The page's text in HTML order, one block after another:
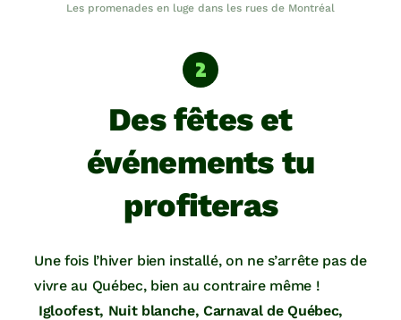
Les promenades en luge dans les rues de Montréal
Des fêtes et
événements tu
profiteras
Une fois l’hiver bien installé, on ne s’arrête pas de
vivre au Québec, bien au contraire même !
Igloofest, Nuit blanche, Carnaval de Québec,